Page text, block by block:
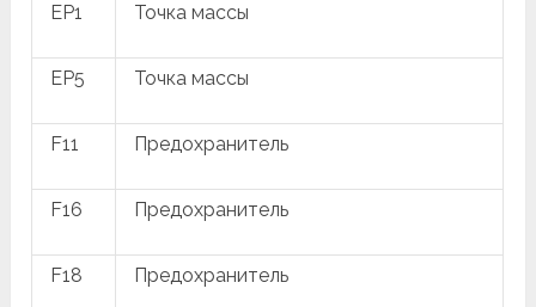
EP1 Точка массы
EP5 Точка массы
F11 Предохранитель
F16 Предохранитель
F18 Предохранитель